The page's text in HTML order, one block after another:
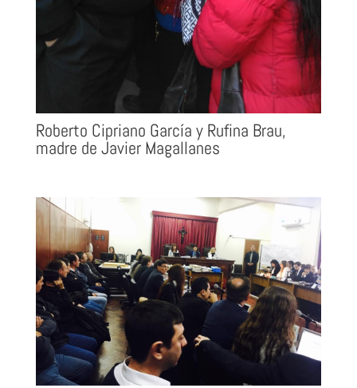
Roberto Cipriano García y Rufina Brau,
madre de Javier Magallanes